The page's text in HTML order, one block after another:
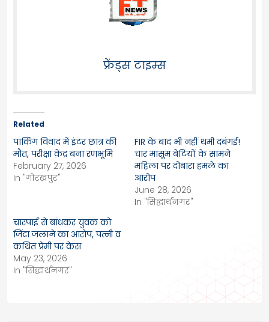
फ्रेंड्स टाइम्स
Related
पार्किंग विवाद में इंटर छात्र की
मौत, परीक्षा केंद्र बना रणभूमि
February 27, 2026
In "गोरखपुर"
FIR के बाद भी नहीं थमी दबंगई!
चार मासूम बेटियों के सामने
महिला पर दोबारा हमले का
आरोप
June 28, 2026
In "सिद्धार्थनगर"
चारपाई से बांधकर युवक को
जिंदा जलाने का आरोप, पत्नी व
कथित प्रेमी पर केस
May 23, 2026
In "सिद्धार्थनगर"